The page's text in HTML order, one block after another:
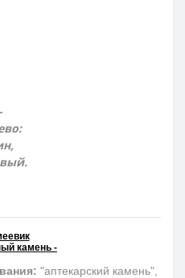
камень -
"аптекарский камень",